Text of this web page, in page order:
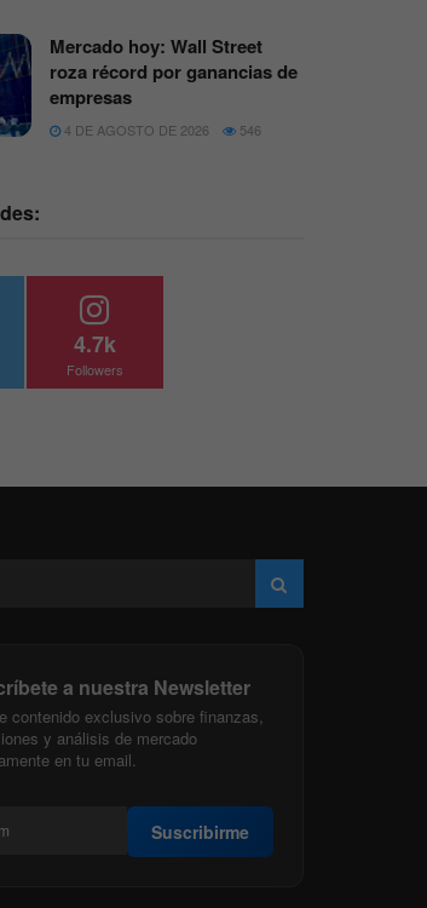
Mercado hoy: Wall Street
roza récord por ganancias de
empresas
4 DE AGOSTO DE 2026 546
4.7k
Followers
a nuestra Newsletter
contenido exclusivo sobre finanzas,
y análisis de mercado
en tu email.
Suscribirme